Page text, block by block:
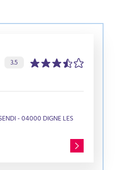
Évaluation de l’agence :
3.5sur 5 étoiles
- 04000 DIGNE LES